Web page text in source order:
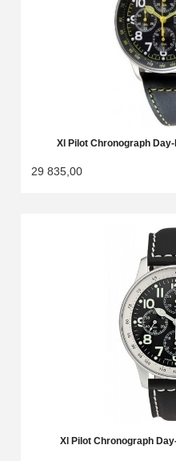
Xl Pilot Chronograph
29 835,00
Xl Pilot Chronograph